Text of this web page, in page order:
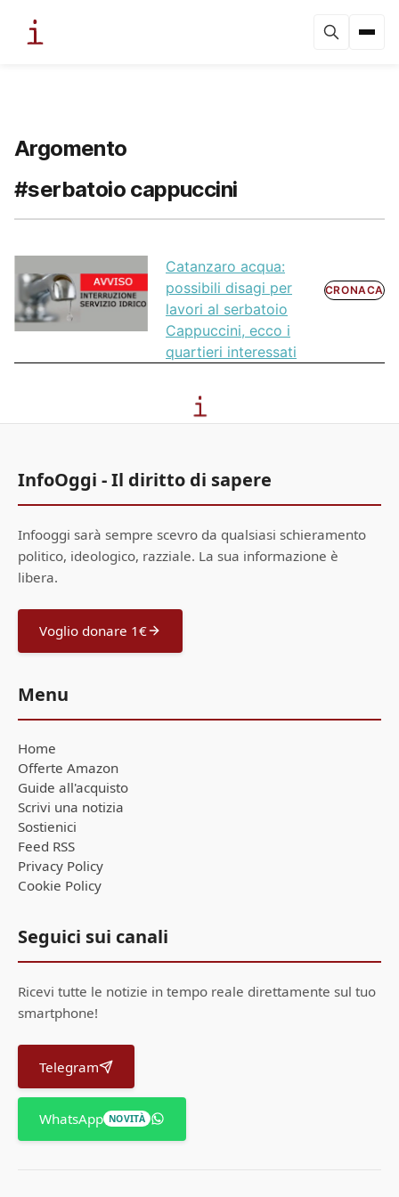
Argomento
#serbatoio cappuccini
Catanzaro acqua:
possibili disagi per
lavori al serbatoio
Cappuccini, ecco i
quartieri interessati
CRONACA
InfoOggi - Il diritto di sapere
Infooggi sarà sempre scevro da qualsiasi schieramento
politico, ideologico, razziale. La sua informazione è
libera.
Voglio donare 1€
Menu
Home
Offerte Amazon
Guide all'acquisto
Scrivi una notizia
Sostienici
Feed RSS
Privacy Policy
Cookie Policy
Seguici sui canali
Ricevi tutte le notizie in tempo reale direttamente sul tuo
smartphone!
Telegram
WhatsApp NOVITÀ